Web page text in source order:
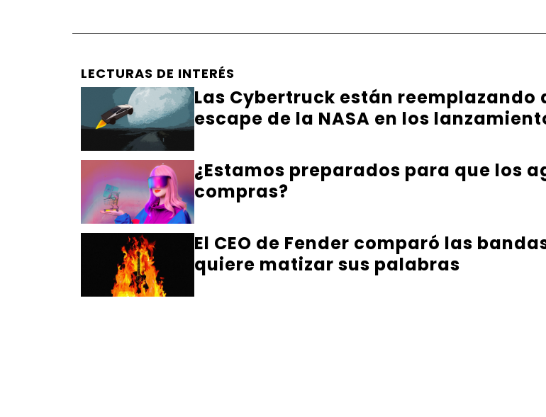
LECTURAS DE INTERÉS
Las Cybertruck están
escape de la NASA en los
¿Estamos preparados para que los
compras?
El CEO de Fender comparó las
quiere matizar sus palabras